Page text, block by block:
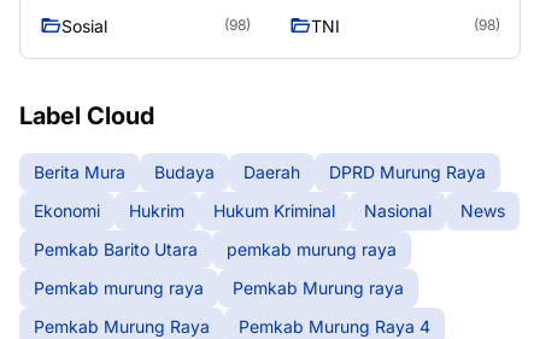
Sosial (98) TNI (98)
Label Cloud
Berita Mura Budaya Daerah
DPRD Murung Raya
Ekonomi
Hukrim Hukum Kriminal Nasional
News
Pemkab Barito Utara
pemkab murung raya
Pemkab murung raya
Pemkab Murung raya
Pemkab Murung Raya
Pemkab Murung Raya 4